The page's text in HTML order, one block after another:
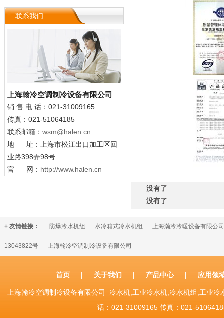
联系我们
上海翰冷空调制冷设备有限公司
销 售 电 话：021-31009165
传真：021-51064185
联系邮箱： wsm@halen.cn
地 址：上海市松江出口加工区回
业路398弄98号
官 网： http://www.halen.cn
没有了
没有了
+ 友情链接： 防爆冷水机组 水冷箱式冷水机组 上海瀚冷冷暖设备有限公司
13043822号 上海翰冷空调制冷设备有限公司
首页 | 关于我们 | 产品中心 | 应用领
上海翰冷空调制冷设备有限公司 冷水机,工业冷水机,冷水机组,工
话：021-31009165 传真：021-